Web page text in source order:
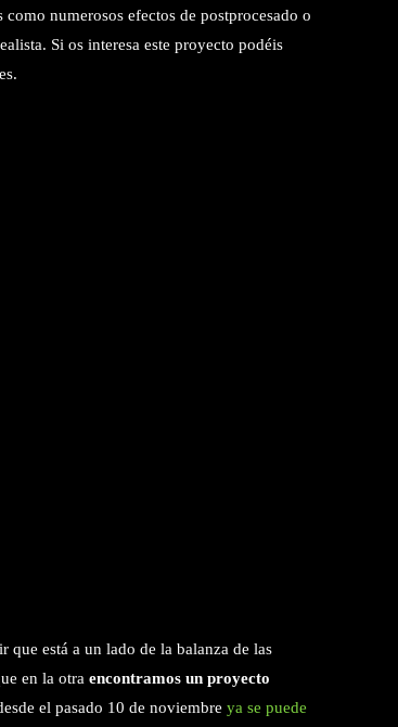
numerosos efectos de postprocesado o
Si os interesa este proyecto podéis
que está a un lado de la balanza de las
en la otra encontramos un proyecto
el pasado 10 de noviembre ya se puede